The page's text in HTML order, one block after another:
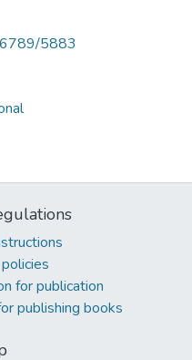
5883
for publication
publishing books